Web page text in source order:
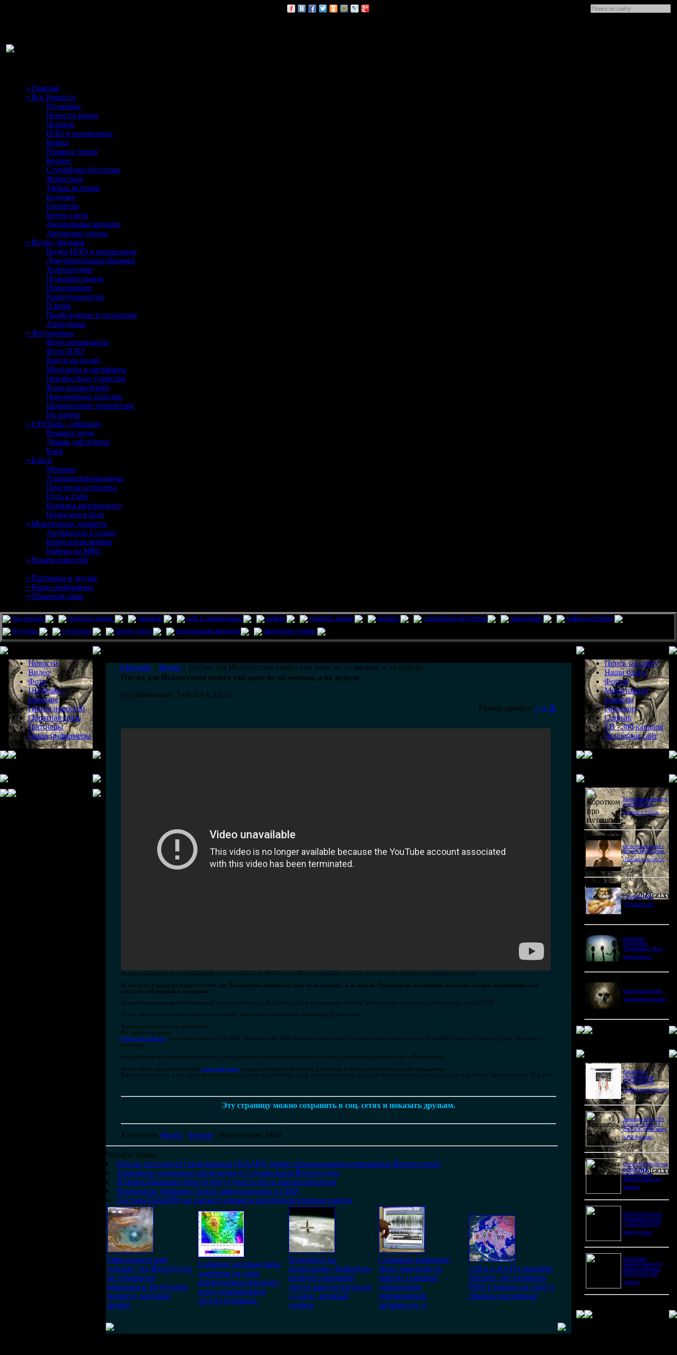
• Главная
• Все Новости
Pro жизнь
Новости науки
Человек
НЛО и пришельцы
Война
Планета Земля
Космос
Стихийные бедствия
Животные
Тайны истории
Будущее
Гипотезы
Конец света
Аномальные явления
Авторские статьи
• Видео, фильмы
Видео НЛО и пришельцы
Документальные фильмы
Телепередачи
Познавательные
Непознанное
Криптозоология
В мире
Пробуждение и осознание
Anonymous
• Фотоальбом
Фото пришельцев
Фото НЛО
Круги на полях
Мегалиты и артефакты
Неизвестные существа
Фото привидений
Невероятные находки
Шокирующее творчество
На разбор
• UFOleaks - общение
Вещают люди
Домик для отдыха
Баня
• Блоги
Мозаика
Альтернативная наука
Прогнозы астролога
Путь к Себе
Копилка интересного
Помогаем в беде
• Мониторинг планеты
Активность Солнца
Карта катаклизмов
Камера на МКС
• Прием новостей
• Партнеры и друзья
• Наши информеры
• Обратная связь
pro жизнь новости науки человек нло и пришельцы война планета земля космос стихийные бедствия животные
тайны истории
будущее
гипотезы конец света аномальные явления авторские статьи
Новости
Видео
Фото
UFOleaks -
общение
Прием новостей
Обратная связь
Партнеры
Наши информеры
UfoLeaks » Видео » Отсчет для Йеллоустона пошел уже даже не на месяцы, а на недели.
Отсчет для Йеллоустона пошел уже даже не на месяцы, а на недели.
Опубликовано: 7-06-2014, 10:21
Размер шрифта: A A A
Недавно выпущено видео наблюдений за последний месяц. Все Гейзеры Поля устрашающе активны. Многократно увеличилась температура воды.
Вулканологи предупреждают: Отсчет для Йеллоустона пошел уже даже не на месяцы , а на недели. Последние их наблюдения показали сильную активизацию всех
спектров наблюдений и измерений.
Недавно выпущено видео наблюдений за последний месяц. Все Гейзеры Поля устрашающе активны. Многократно увеличилась температура воды.$CUT$
Те кто часто посещал парк теперь его не узнает. Люди боятся необычной активности Йеллоустона.
Власти замалчивают эту активность.
Но сами в это время:
Пентагон объявил , что снимает ракеты 450 МБР " Минитмен-III МБР (межконтинентальные баллистические ракеты) на трех базах ВВС в штате Северная Дакота, Монтана и
Вайоминг.
Как сообщают источники из Пентагона, ракеты сняты и перебазированы именно в связи с сейсмической активностью в Йеллоустоне.
Кроме этого, подготовительный план эвакуации граждан Америки в Бразилию, Аргентину и Австралию вошел в стадию завершения.
Власти считают, что у них будет несколько недель или по крайней мере дней, для оповещения и эвакуации большого числа своих граждан за рубежом. Время покажет. Tick tock!
Эту страницу можно сохранить в соц. сетях и показать друзьям.
Категория: Видео / В мире | Просмотров: 3449
Читайте также:
Россия, использует [свой вариант] HAARP, чтобы спровоцировать извержение Йеллоустона?
Тревожные тенденции происходят в Супервулкане Йеллоустоун
В Новосибирской области могут упасть части ракеты-носителя
Необычные вибрации Земли зафиксированы в США
Система ЕвроПРО не сможет поражать российские ядерные ракеты
Официально нам
говорят, что Йеллоустон
не собирается
взрываться. Источники
на месте, которым
можно
События, которые были
замечены на дняx,
наблюдались незадолго
перед извержением
других вулканов.
В пятницу на
космодроме «Байконур»
пройдет плановый
запуск ракеты-носителя
«Союз», который
должен
Странные вибрации
были замечены на
многих станциях
наблюдения
сейсмической
активности, в
США и НАТО заверяют
Россию, что элементы
ПРО в Европе не смогут
сбивать российские
Поиск по сайту
Наши блоги
Форум
Мониторинг
планеты
Гороскоп
Сонник
ТВ - 300 каналов
Поддержи сайт
Короткометражка про
путешествия во
времени и эгоизм.
Битва цивилизаций с
Игорем Прокопенко.
"Письма из космоса"
Странное дело.
"Стрелы богов"
Секретные
территории.
"Пришельцы. Дверь
во Вселенную"
Обманутые наукой.
"Исцеление смертью"
Как выбрать
снотворное для
восстановления
режима после отпуска
Samsung Galaxy S26
Ultra vs Xiaomi 16
Pro Ultra: битва камер
и ИИ-функций
Ремонт перфораторов
и сварочных
аппаратов: как
выбрать сервис без
лишнего
Размер или чистота
бриллианта: на чем
сделать акцент при
выборе кольца
Российский
балансировщик для
отказоустойчивых
ИТ-сервисов: как
оценить